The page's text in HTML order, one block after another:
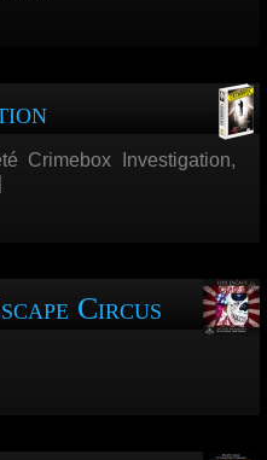
Crimebox Investigation,
Circus